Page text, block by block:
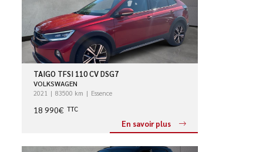
TAIGO TFSI 110 CV DSG7
VOLKSWAGEN
2021 83500 km Essence
18 990€ TTC
En savoir plus